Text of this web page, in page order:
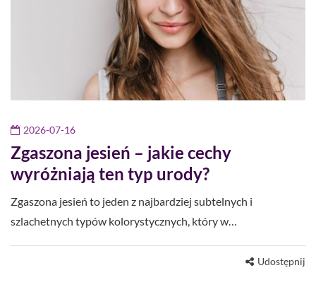
2026-07-16
Zgaszona jesień – jakie cechy
wyróżniają ten typ urody?
Zgaszona jesień to jeden z najbardziej subtelnych i
szlachetnych typów kolorystycznych, który w…
Udostępnij